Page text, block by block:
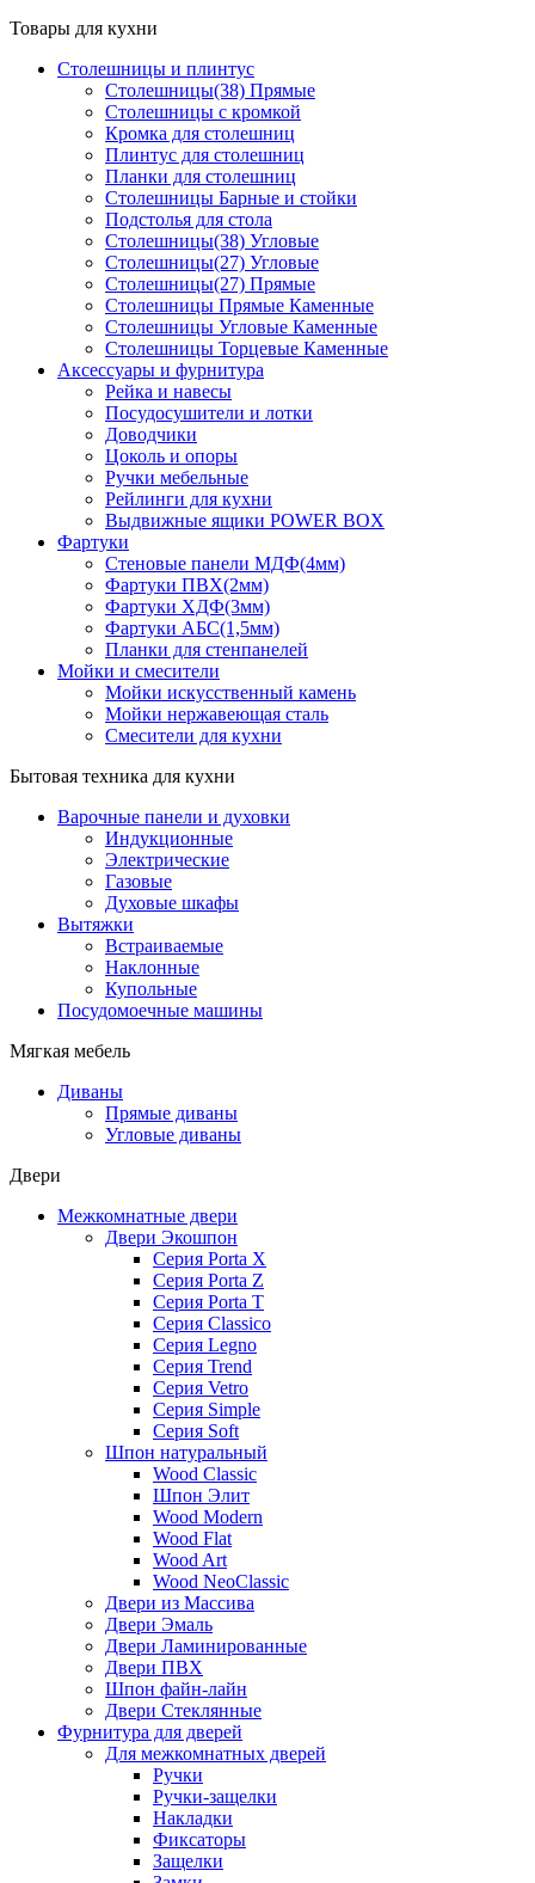
Товары для кухни
Столешницы и плинтус
Столешницы(38) Прямые
Столешницы с кромкой
Кромка для столешниц
Плинтус для столешниц
Планки для столешниц
Столешницы Барные и стойки
Подстолья для стола
Столешницы(38) Угловые
Столешницы(27) Угловые
Столешницы(27) Прямые
Столешницы Прямые Каменные
Столешницы Угловые Каменные
Столешницы Торцевые Каменные
Аксессуары и фурнитура
Рейка и навесы
Посудосушители и лотки
Доводчики
Цоколь и опоры
Ручки мебельные
Рейлинги для кухни
Выдвижные ящики POWER BOX
Фартуки
Стеновые панели МДФ(4мм)
Фартуки ПВХ(2мм)
Фартуки ХДФ(3мм)
Фартуки АБС(1,5мм)
Планки для стенпанелей
Мойки и смесители
Мойки искусственный камень
Мойки нержавеющая сталь
Смесители для кухни
Бытовая техника для кухни
Варочные панели и духовки
Индукционные
Электрические
Газовые
Духовые шкафы
Вытяжки
Встраиваемые
Наклонные
Купольные
Посудомоечные машины
Мягкая мебель
Диваны
Прямые диваны
Угловые диваны
Двери
Межкомнатные двери
Двери Экошпон
Серия Porta X
Серия Porta Z
Серия Porta T
Серия Classico
Серия Legno
Серия Trend
Серия Vetro
Серия Simple
Серия Soft
Шпон натуральный
Wood Classic
Шпон Элит
Wood Modern
Wood Flat
Wood Art
Wood NeoClassic
Двери из Массива
Двери Эмаль
Двери Ламинированные
Двери ПВХ
Шпон файн-лайн
Двери Стеклянные
Фурнитура для дверей
Для межкомнатных дверей
Ручки
Ручки-защелки
Накладки
Фиксаторы
Защелки